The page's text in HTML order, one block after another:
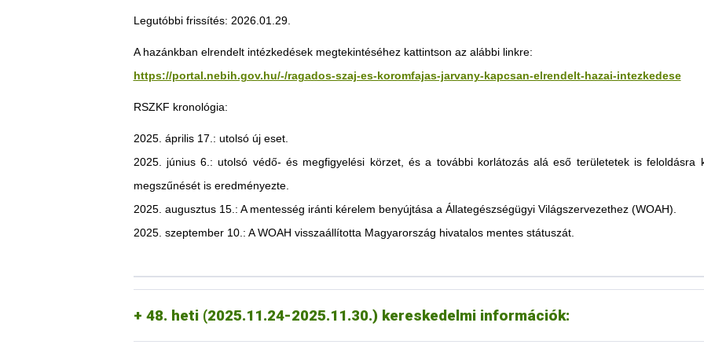
Legutóbbi frissítés: 2026.01.29.
A hazánkban elrendelt intézkedések megtekintéséhez kattintson az alábbi linkre:
https://portal.nebih.gov.hu/-/ragados-szaj-es-koromfajas-jarvany-kapcsan-elrendelt-hazai-intezkedese
RSZKF kronológia:
2025. április 17.: utolsó új eset.
2025. június 6.: utolsó védő- és megfigyelési körzet, és a további korlátozás alá eső területetek is feloldásra
megszűnését is eredményezte.
2025. augusztus 15.: A mentesség iránti kérelem benyújtása a Állategészségügyi Világszervezethez (WOAH).
2025. szeptember 10.: A WOAH visszaállította Magyarország hivatalos mentes státuszát.
48. heti (2025.11.24-2025.11.30.) kereskedelmi információk:
Ukrajna2025. november 25-én érkezett értesítés szerint az ukrán hatóság minden, az RSzKF miatt elrendelt
dátummal.
Szerbia2025. november 26-án érkezett értesítés szerint a szerb hatóság feloldott minden, RSzKF miatt
Mexikó2025. október 23-án kelt értesítés szerint feloldotta RSzKF vonatkozásában az alábbi termékekre
- Feldolgozott kiegészítő kisállateledel
- táplálékkiegészítők, kiegészítők, adalékanyagok, aromák
- nem szerelt vadásztrófeák
az alábbiak vonatkozásában:
Élő, vágásra és tenyésztésre szánt szarvasmarhák;
Chile
A chilei állategészségügyi hatóság tájékoztatása értelmében feloldották a 2025 márciusában RSzKF miatt
vonatkozásában:
sertéshús,
tej és tejtermékek,